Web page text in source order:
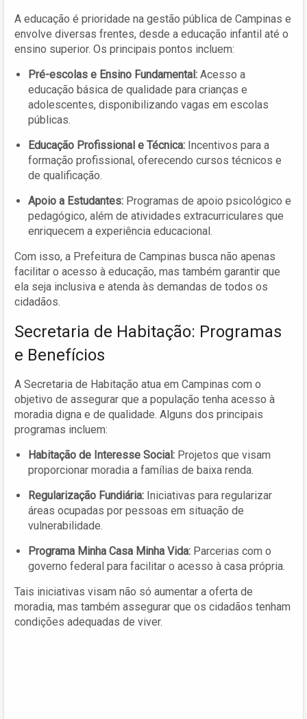
A educação é prioridade na gestão pública de Campinas e
envolve diversas frentes, desde a educação infantil até o
ensino superior. Os principais pontos incluem:
Pré-escolas e Ensino Fundamental: Acesso a
educação básica de qualidade para crianças e
adolescentes, disponibilizando vagas em escolas
públicas.
Educação Profissional e Técnica: Incentivos para a
formação profissional, oferecendo cursos técnicos e
de qualificação.
Apoio a Estudantes: Programas de apoio psicológico e
pedagógico, além de atividades extracurriculares que
enriquecem a experiência educacional.
Com isso, a Prefeitura de Campinas busca não apenas
facilitar o acesso à educação, mas também garantir que
ela seja inclusiva e atenda às demandas de todos os
cidadãos.
Secretaria de Habitação: Programas
e Benefícios
A Secretaria de Habitação atua em Campinas com o
objetivo de assegurar que a população tenha acesso à
moradia digna e de qualidade. Alguns dos principais
programas incluem:
Habitação de Interesse Social: Projetos que visam
proporcionar moradia a famílias de baixa renda.
Regularização Fundiária: Iniciativas para regularizar
áreas ocupadas por pessoas em situação de
vulnerabilidade.
Programa Minha Casa Minha Vida: Parcerias com o
governo federal para facilitar o acesso à casa própria.
Tais iniciativas visam não só aumentar a oferta de
moradia, mas também assegurar que os cidadãos tenham
condições adequadas de viver.